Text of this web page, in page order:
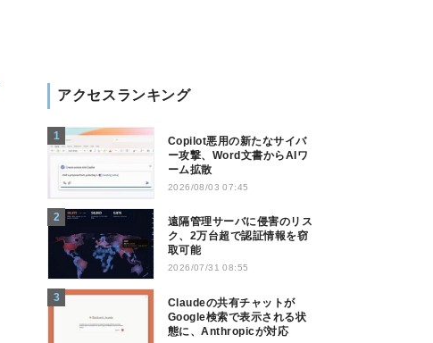
アクセスランキング
Copilot悪用の新たなサイバ
ー攻撃、Word文書からAIワ
ーム拡散
2026/08/03 07:45
遠隔管理サーバに侵害のリス
ク、2万台超で認証情報を窃
取可能
2026/07/31 08:55
Claudeの共有チャットが
Google検索で表示される状
態に、Anthropicが対応